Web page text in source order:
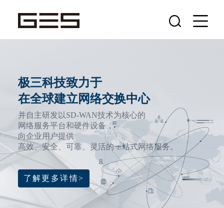
极三科技致力于
在全球建立网络交换中心
并自主研发以SD-WAN技术为核心的
网络服务平台和硬件设备，
向企业用户提供
高效、安全、可靠、灵活的一站式网络服务。
了解更多详情>